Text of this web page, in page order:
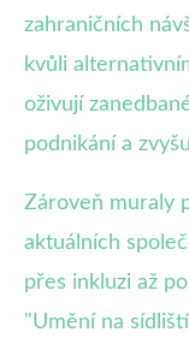
zahraničních
kvůli
oživují
podnikání a
Zároveň muraly
aktuálních
přes inkluzi až
"Umění na